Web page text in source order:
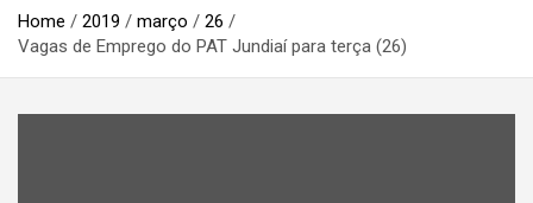
Home 2019 março
26
Vagas de Emprego do PAT Jundiaí para terça (26)